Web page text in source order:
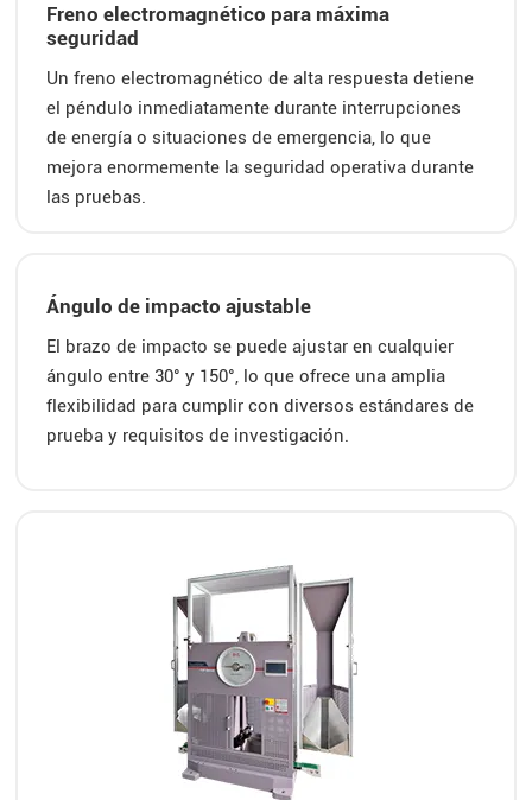
Freno electromagnético para máxima
seguridad
Un freno electromagnético de alta respuesta detiene
el péndulo inmediatamente durante interrupciones
de energía o situaciones de emergencia, lo que
mejora enormemente la seguridad operativa durante
las pruebas.
Ángulo de impacto ajustable
El brazo de impacto se puede ajustar en cualquier
ángulo entre 30° y 150°, lo que ofrece una amplia
flexibilidad para cumplir con diversos estándares de
prueba y requisitos de investigación.